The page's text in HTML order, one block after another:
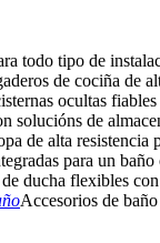
todo tipo de
de cociña de
ocultas
solucións de
de alta
para un
ducha flexibles
Accesorios de